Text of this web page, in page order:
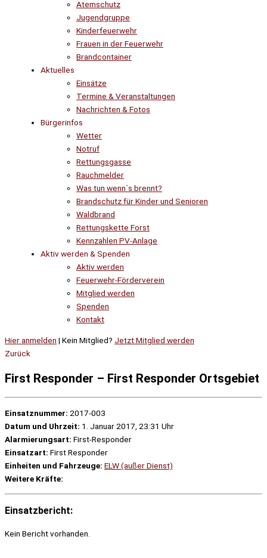
Atemschutz
Jugendgruppe
Kinderfeuerwehr
Frauen in der Feuerwehr
Brandcontainer
Aktuelles
Einsätze
Termine & Veranstaltungen
Nachrichten & Fotos
Bürgerinfos
Wetter
Notruf
Rettungsgasse
Rauchmelder
Was tun wenn´s brennt?
Brandschutz für Kinder und Senioren
Waldbrand
Rettungskette Forst
Kennzahlen PV-Anlage
Aktiv werden & Spenden
Aktiv werden
Feuerwehr-Förderverein
Mitglied werden
Spenden
Kontakt
Hier anmelden | Kein Mitglied? Jetzt Mitglied werden
Zurück
First Responder – First Responder Ortsgebiet
Einsatznummer: 2017-003
Datum und Uhrzeit: 1. Januar 2017, 23:31 Uhr
Alarmierungsart: First-Responder
Einsatzart: First Responder
Einheiten und Fahrzeuge: ELW (außer Dienst)
Weitere Kräfte:
Einsatzbericht:
Kein Bericht vorhanden.